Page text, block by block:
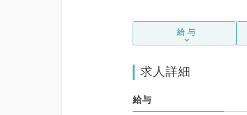
給与
求人詳細
給与